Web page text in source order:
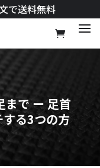
で送料無料​
まで ー 足首
る3つの方